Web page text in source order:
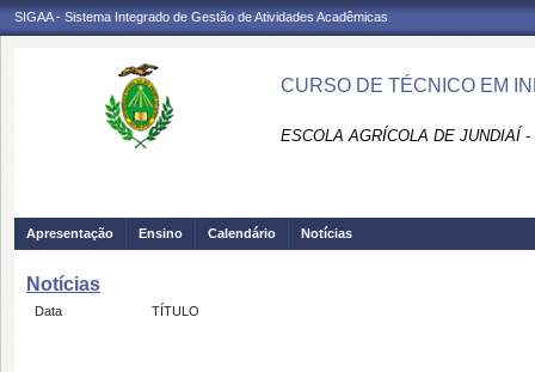
SIGAA - Sistema Integrado de Gestão de Atividades Acadêmicas
CURSO DE TÉCNICO EM
ESCOLA AGRÍCOLA DE JUNDIAÍ -
Apresentação Ensino Calendário Notícias
Notícias
Data TÍTULO